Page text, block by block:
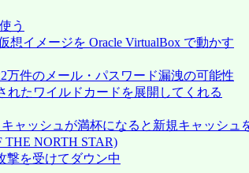
う
想イメージを Oracle VirtualBox で動かす
万件のメール・パスワード漏洩の可能性
れたワイルドカードを展開してくれる
キャッシュが満杯になると新規キャッシ
THE NORTH STAR)
撃を受けてダウン中